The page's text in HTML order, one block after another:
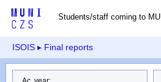
Students/staff coming to MU
ISOIS ▸ Final reports